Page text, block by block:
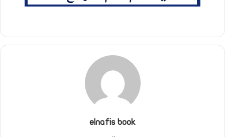
elnafis book